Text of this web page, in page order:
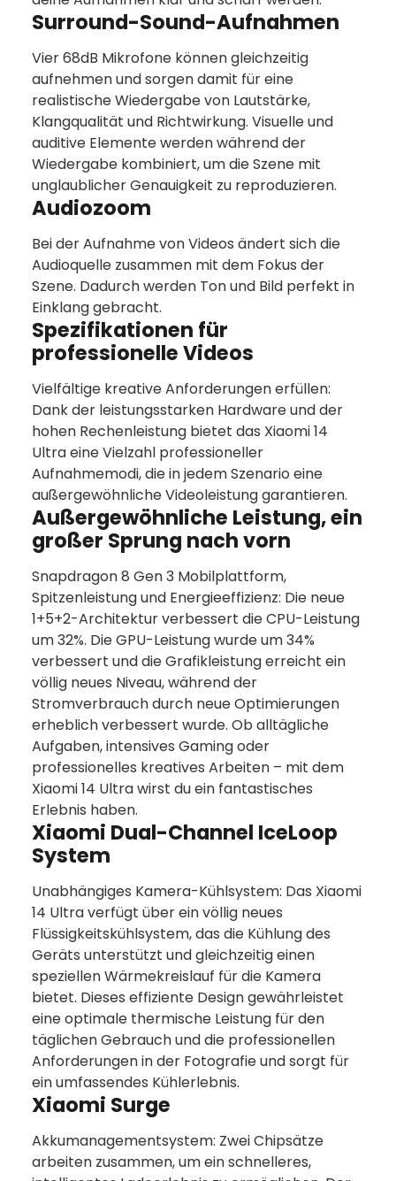
Surround-Sound-Aufnahmen
Vier 68dB Mikrofone können gleichzeitig
aufnehmen und sorgen damit für eine
realistische Wiedergabe von Lautstärke,
Klangqualität und Richtwirkung. Visuelle und
auditive Elemente werden während der
Wiedergabe kombiniert, um die Szene mit
unglaublicher Genauigkeit zu reproduzieren.
Audiozoom
Bei der Aufnahme von Videos ändert sich die
Audioquelle zusammen mit dem Fokus der
Szene. Dadurch werden Ton und Bild perfekt in
Einklang gebracht.
Spezifikationen für
professionelle Videos
Vielfältige kreative Anforderungen erfüllen:
Dank der leistungsstarken Hardware und der
hohen Rechenleistung bietet das Xiaomi 14
Ultra eine Vielzahl professioneller
Aufnahmemodi, die in jedem Szenario eine
außergewöhnliche Videoleistung garantieren.
Außergewöhnliche Leistung, ein
großer Sprung nach vorn
Snapdragon 8 Gen 3 Mobilplattform,
Spitzenleistung und Energieeffizienz: Die neue
1+5+2-Architektur verbessert die CPU-Leistung
um 32%. Die GPU-Leistung wurde um 34%
verbessert und die Grafikleistung erreicht ein
völlig neues Niveau, während der
Stromverbrauch durch neue Optimierungen
erheblich verbessert wurde. Ob alltägliche
Aufgaben, intensives Gaming oder
professionelles kreatives Arbeiten – mit dem
Xiaomi 14 Ultra wirst du ein fantastisches
Erlebnis haben.
Xiaomi Dual-Channel IceLoop
System
Unabhängiges Kamera-Kühlsystem: Das Xiaomi
14 Ultra verfügt über ein völlig neues
Flüssigkeitskühlsystem, das die Kühlung des
Geräts unterstützt und gleichzeitig einen
speziellen Wärmekreislauf für die Kamera
bietet. Dieses effiziente Design gewährleistet
eine optimale thermische Leistung für den
täglichen Gebrauch und die professionellen
Anforderungen in der Fotografie und sorgt für
ein umfassendes Kühlerlebnis.
Xiaomi Surge
Akkumanagementsystem: Zwei Chipsätze
arbeiten zusammen, um ein schnelleres,